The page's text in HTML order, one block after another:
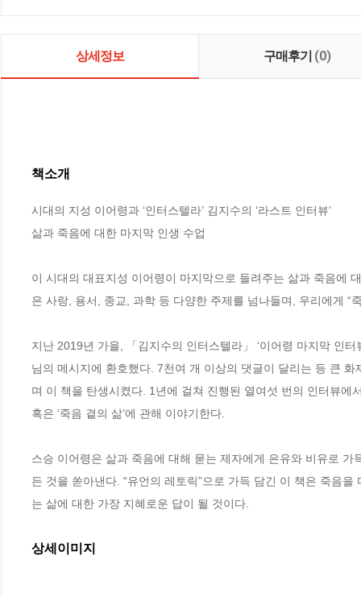
상세정보 구매후기 (0)
책소개
시대의 지성 이어령과 ‘인터스텔라’ 김지수의 ‘라스트 인터뷰’
삶과 죽음에 대한 마지막 인생 수업
이 시대의 대표지성 이어령이 마지막으로 들려주는 삶과 죽음에
은 사랑, 용서, 종교, 과학 등 다양한 주제를 넘나들며, 우리에게
지난 2019년 가을, 「김지수의 인터스텔라」 ‘이어령 마지막 인
님의 메시지에 환호했다. 7천여 개 이상의 댓글이 달리는 등 큰
며 이 책을 탄생시켰다. 1년에 걸쳐 진행된 열여섯 번의 인터뷰에
혹은 ‘죽음 곁의 삶’에 관해 이야기한다.
스승 이어령은 삶과 죽음에 대해 묻는 제자에게 은유와 비유로
든 것을 쏟아낸다. “유언의 레토릭”으로 가득 담긴 이 책은 죽음
는 삶에 대한 가장 지혜로운 답이 될 것이다.
상세이미지